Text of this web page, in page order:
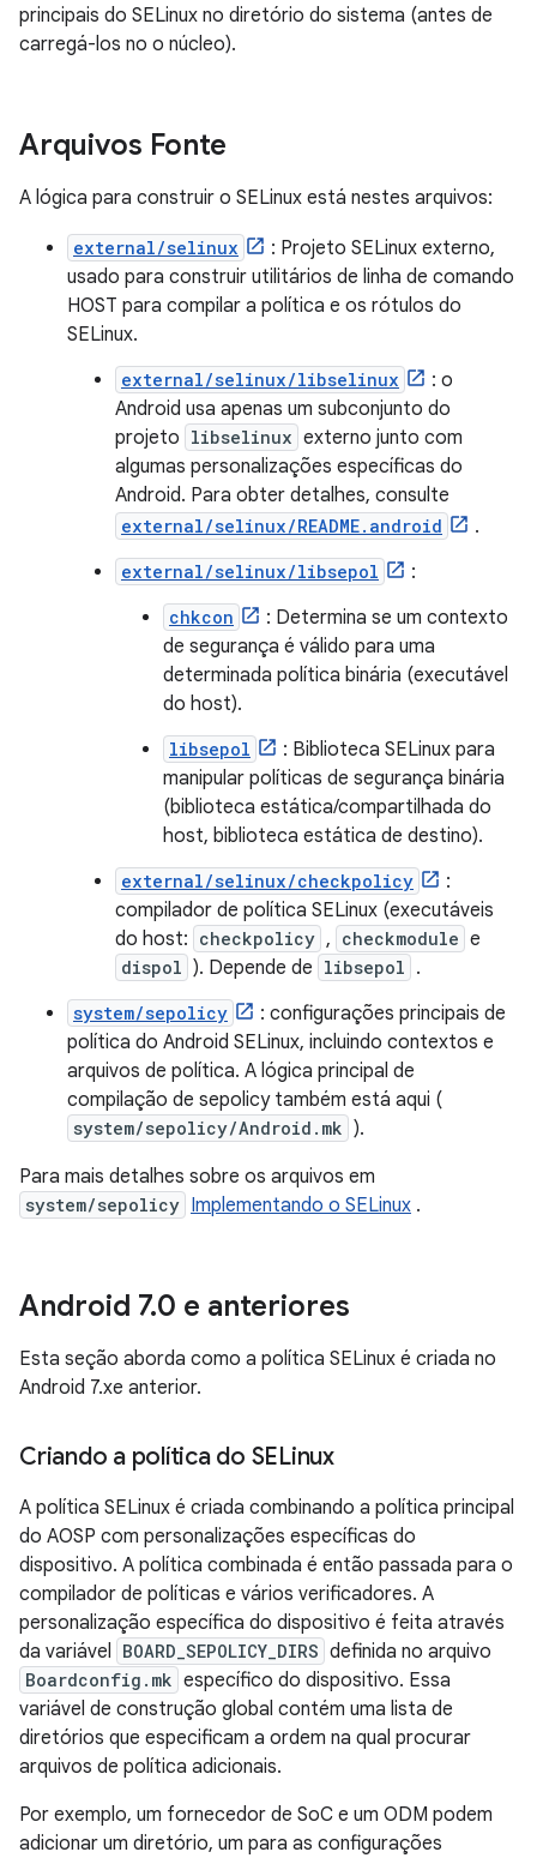
principais do SELinux no diretório do sistema (antes de
carregá-los no o núcleo).
Arquivos Fonte
A lógica para construir o SELinux está nestes arquivos:
external/selinux
: Projeto SELinux externo,
usado para construir utilitários de linha de comando
HOST para compilar a política e os rótulos do
SELinux.
external/selinux/libselinux
: o
Android usa apenas um subconjunto do
projeto libselinux externo junto com
algumas personalizações específicas do
Android. Para obter detalhes, consulte
external/selinux/README.android .
external/selinux/libsepol :
chkcon
: Determina se um contexto
de segurança é válido para uma
determinada política binária (executável
do host).
libsepol
: Biblioteca SELinux para
manipular políticas de segurança binária
(biblioteca estática/compartilhada do
host, biblioteca estática de destino).
external/selinux/checkpolicy
:
compilador de política SELinux (executáveis ​​
do host: checkpolicy , checkmodule e
dispol ). Depende de libsepol .
system/sepolicy
: configurações principais de
política do Android SELinux, incluindo contextos e
arquivos de política. A lógica principal de
compilação de sepolicy também está aqui (
system/sepolicy/Android.mk ).
Para mais detalhes sobre os arquivos em
system/sepolicy Implementando o SELinux .
Android 7.0 e anteriores
Esta seção aborda como a política SELinux é criada no
Android 7.xe anterior.
Criando a política do SELinux
A política SELinux é criada combinando a política principal
do AOSP com personalizações específicas do
dispositivo. A política combinada é então passada para o
compilador de políticas e vários verificadores. A
personalização específica do dispositivo é feita através
da variável BOARD_SEPOLICY_DIRS definida no arquivo
Boardconfig.mk específico do dispositivo. Essa
variável de construção global contém uma lista de
diretórios que especificam a ordem na qual procurar
arquivos de política adicionais.
Por exemplo, um fornecedor de SoC e um ODM podem
adicionar um diretório, um para as configurações